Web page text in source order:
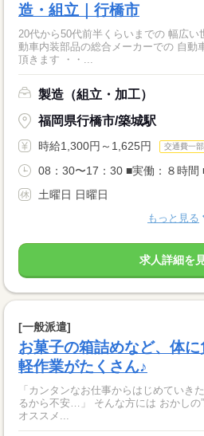
造・組立｜行橋市
20代から50代前半くらいまでの 幅広い
動車内装部品の総合メーカーでの 自動
頂きます ・・...
製造（組立・加工）
福岡県行橋市/築城駅
時給1,300円～1,625円 交通費一
08：30〜17：30 ■実働：８時間
土曜日 日曜日
もっと見る
求人詳細を
[一般派遣]
お菓子の箱詰めなど、体
軽作業がたくさん♪
「カンタンなお仕事からはじめていき
るから不安…」 そんな方には おかしの”箱詰め”や”仕分け”のお仕事が
オススメ...